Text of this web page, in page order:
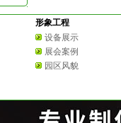
形象工程
设备展示
展会案例
园区风貌